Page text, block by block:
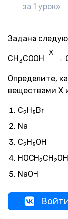
за 1 урок»
Задана
CH3COOH —→
X
Определите,
веществами X
C2H5Br
Na
C2H5OH
HOCH2CH2OH
NaOH